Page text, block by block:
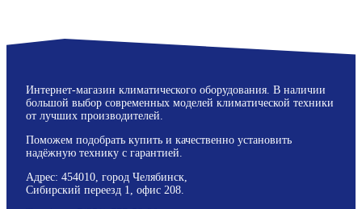
Интернет-магазин климатического оборудования. В наличии
большой выбор современных моделей климатической техники
от лучших производителей.
Поможем подобрать купить и качественно установить
надёжную технику с гарантией.
Адрес: 454010, город Челябинск,
Сибирский переезд 1, офис 208.